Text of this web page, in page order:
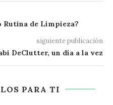
Rutina de Limpieza?
siguiente publicación
DeClutter, un día a la vez
PARA TI